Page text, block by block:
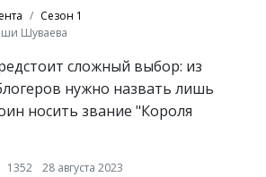
Сезон 1
Шуваева
сложный выбор: из
нужно назвать лишь
носить звание "Короля
1352 28 августа 2023